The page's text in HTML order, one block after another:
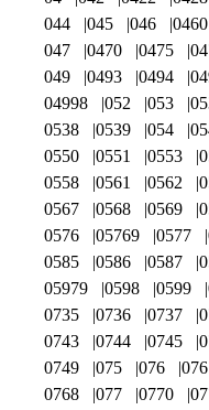
044
045 046 0460
047
0470 0475
049
0493 0494
04998
052 053
0538
0539 054
0550
0551 0553
0558
0561 0562
0567
0568 0569
0576
05769 0577
0585
0586 0587
05979
0598 0599
0735
0736 0737
0743
0744 0745
0749
075 076
0768
077 0770